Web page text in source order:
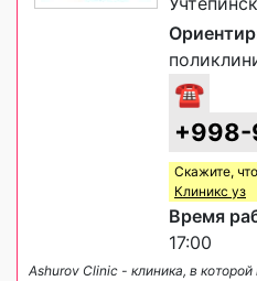
☎
Скажите,
Клиникс уз
Время
17:00
Ashurov Clinic - клиника, в